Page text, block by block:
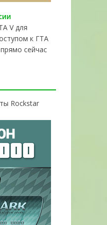
V для
к ГТА
сейчас
Rockstar